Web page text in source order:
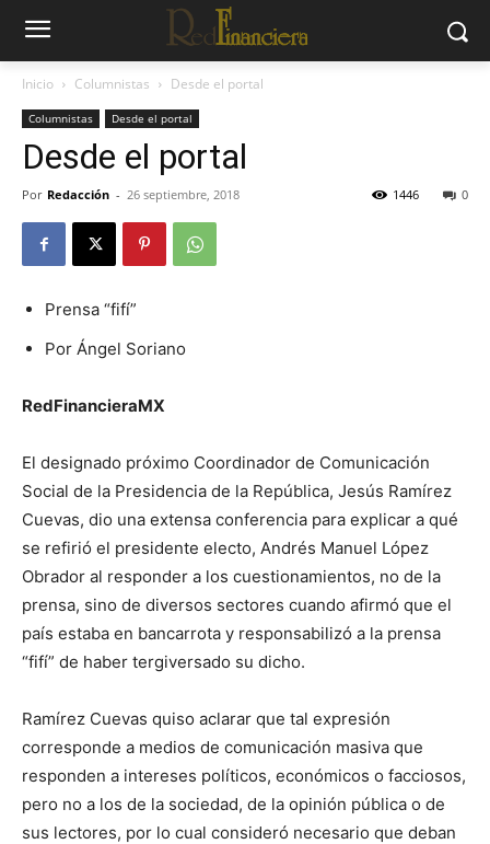
Inicio Columnistas Desde el portal
Columnistas Desde el portal
Desde el portal
Por Redacción - 26 septiembre, 2018 0
1446
Prensa “fifí”
Por Ángel Soriano
RedFinancieraMX
El designado próximo Coordinador de Comunicación
Social de la Presidencia de la República, Jesús Ramírez
Cuevas, dio una extensa conferencia para explicar a qué
se refirió el presidente electo, Andrés Manuel López
Obrador al responder a los cuestionamientos, no de la
prensa, sino de diversos sectores cuando afirmó que el
país estaba en bancarrota y responsabilizó a la prensa
“fifí” de haber tergiversado su dicho.
Ramírez Cuevas quiso aclarar que tal expresión
corresponde a medios de comunicación masiva que
responden a intereses políticos, económicos o facciosos,
pero no a los de la sociedad, de la opinión pública o de
sus lectores, por lo cual consideró necesario que deban